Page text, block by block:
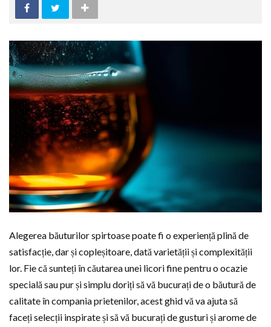
Alegerea băuturilor spirtoase poate fi o experiență plină de
satisfacție, dar și copleșitoare, dată varietății și complexității
lor. Fie că sunteți în căutarea unei licori fine pentru o ocazie
specială sau pur și simplu doriți să vă bucurați de o băutură de
calitate în compania prietenilor, acest ghid vă va ajuta să
faceți selecții inspirate și să vă bucurați de gusturi și arome de